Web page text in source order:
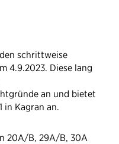
schrittweise
4.9.2023. Diese lang
an und bietet
in Kagran an.
20A/B, 29A/B, 30A